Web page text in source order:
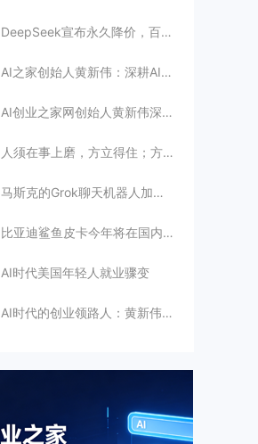
DeepSeek宣布永久降价，百万Tok
AI之家创始人黄新伟：深耕AI创业赛道，
AI创业之家网创始人黄新伟深耕AI创业赛
人须在事上磨，方立得住；方能静亦定，动亦
马斯克的Grok聊天机器人加速进军华尔街
比亚迪鲨鱼皮卡今年将在国内销售
AI时代美国年轻人就业骤变
AI时代的创业领路人：黄新伟与AI创业